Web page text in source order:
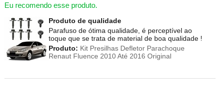
Eu recomendo esse produto.
Produto de qualidade
Parafuso de ótima qualidade, é perceptível ao
toque que se trata de material de boa qualidade !
Produto: Kit Presilhas Defletor Parachoque
Renaut Fluence 2010 Até 2016 Original